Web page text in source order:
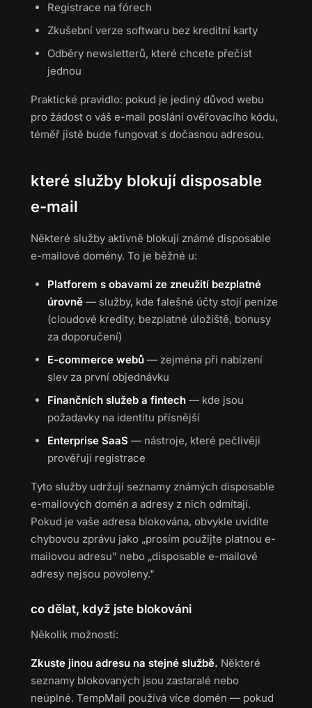
Registrace na fórech
Zkušební verze softwaru bez kreditní karty
Odběry newsletterů, které chcete přečíst
jednou
Praktické pravidlo: pokud je jediný důvod webu
pro žádost o váš e-mail poslání ověřovacího kódu,
téměř jistě bude fungovat s dočasnou adresou.
které služby blokují disposable
e-mail
Některé služby aktivně blokují známé disposable
e-mailové domény. To je běžné u:
Platforem s obavami ze zneužití bezplatné
úrovně — služby, kde falešné účty stojí peníze
(cloudové kredity, bezplatné úložiště, bonusy
za doporučení)
E-commerce webů — zejména při nabízení
slev za první objednávku
Finančních služeb a fintech — kde jsou
požadavky na identitu přísnější
Enterprise SaaS — nástroje, které pečlivěji
prověřují registrace
Tyto služby udržují seznamy známých disposable
e-mailových domén a adresy z nich odmítají.
Pokud je vaše adresa blokována, obvykle uvidíte
chybovou zprávu jako „prosím použijte platnou e-
mailovou adresu" nebo „disposable e-mailové
adresy nejsou povoleny."
co dělat, když jste blokováni
Několik možností:
Zkuste jinou adresu na stejné službě. Některé
seznamy blokovaných jsou zastaralé nebo
neúplné. TempMail používá více domén — pokud